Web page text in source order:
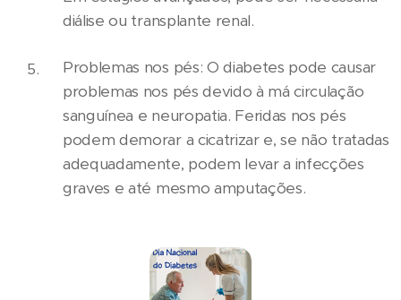
diálise ou transplante renal.
Problemas nos pés: O diabetes pode causar
problemas nos pés devido à má circulação
sanguínea e neuropatia. Feridas nos pés
podem demorar a cicatrizar e, se não tratadas
adequadamente, podem levar a infecções
graves e até mesmo amputações.